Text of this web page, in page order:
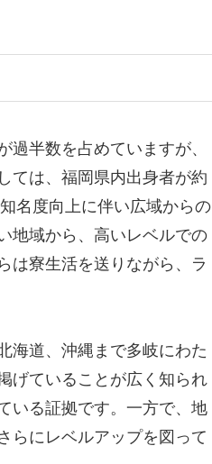
半数を占めていますが、
ては、福岡県内出身者が約
名度向上に伴い広域からの
地域から、高いレベルでの
は寮生活を送りながら、ラ
海道、沖縄まで多岐にわた
げていることが広く知られ
いる証拠です。一方で、地
らにレベルアップを図って